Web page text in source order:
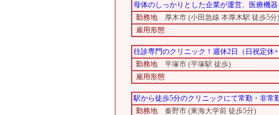
母体のしっかりとした企業が運営、医療機
勤務地
厚木市 (小田急線 本厚木駅 徒歩5分)
雇用形態
往診専門のクリニック！週休2日（日祝定休
勤務地
平塚市 (平塚駅 徒歩)
雇用形態
駅から徒歩5分のクリニックにて常勤・非常
勤務地
秦野市 (東海大学前 徒歩5分)